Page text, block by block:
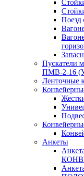
Поезд
Пускатели
ПМВ-2-16
Ленточные
Анкеты